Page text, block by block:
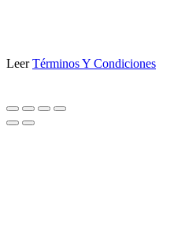
LeerTérminos Y Condiciones